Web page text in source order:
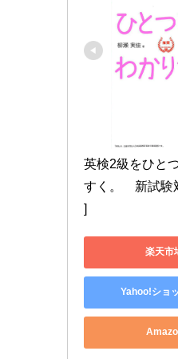
英検2級をひと
すく。　新試験
]
楽天市
Yahoo!ショ